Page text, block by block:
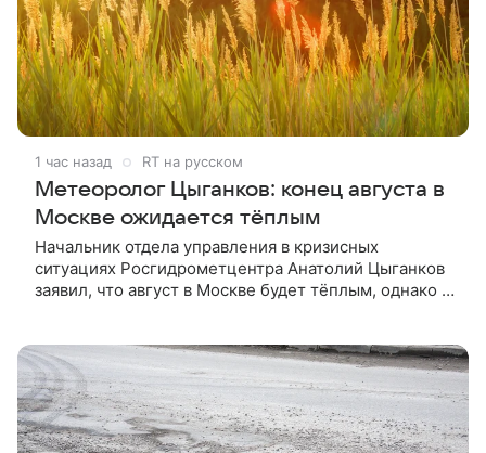
1 час назад RT на русском
Метеоролог Цыганков: конец августа в
Москве ожидается тёплым
Начальник отдела управления в кризисных
ситуациях Росгидрометцентра Анатолий Цыганков
заявил, что август в Москве будет тёплым, однако в